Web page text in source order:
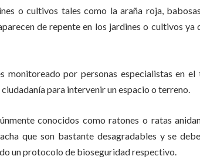
o cultivos tales como la araña roja,
de repente en los jardines o cultivos ya
monitoreado por personas especialistas en el
para intervenir un espacio o terreno.
conocidos como ratones o ratas
que son bastante desagradables y se
un protocolo de bioseguridad respectivo.